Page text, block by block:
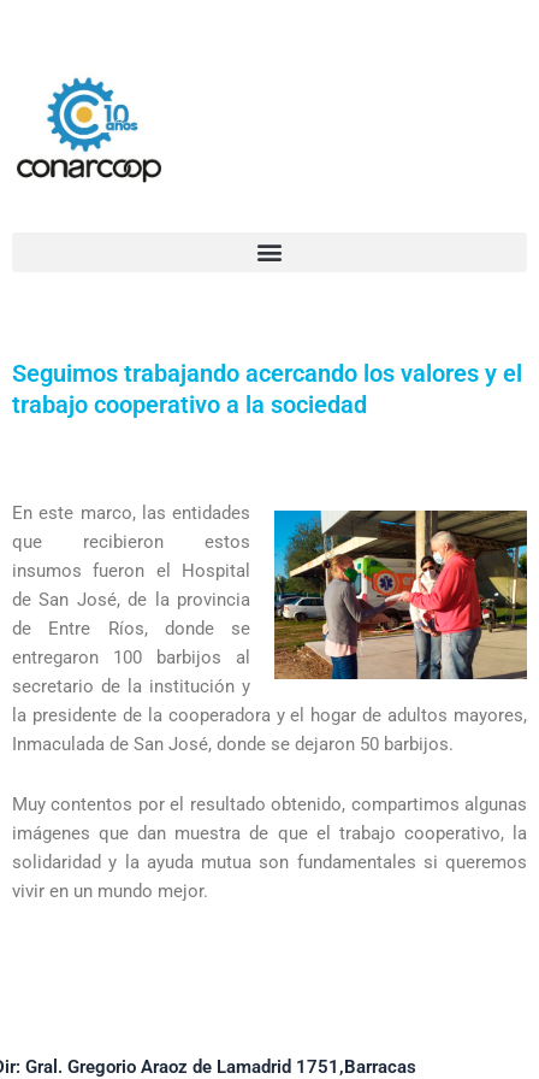
Seguimos trabajando acercando los valores y el
trabajo cooperativo a la sociedad
En este marco, las entidades
que recibieron estos
insumos fueron el Hospital
de San José, de la provincia
de Entre Ríos, donde se
entregaron 100 barbijos al
secretario de la institución y
la presidente de la cooperadora y el hogar de adultos mayores,
Inmaculada de San José, donde se dejaron 50 barbijos.
Muy contentos por el resultado obtenido, compartimos algunas
imágenes que dan muestra de que el trabajo cooperativo, la
solidaridad y la ayuda mutua son fundamentales si queremos
vivir en un mundo mejor.
Gral. Gregorio Araoz de Lamadrid 1751,Barracas